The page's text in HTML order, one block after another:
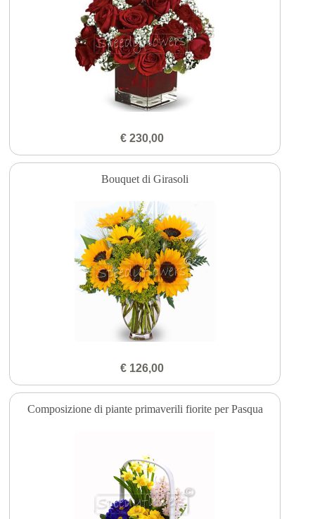
€ 230,00
Bouquet di Girasoli
€ 126,00
Composizione di piante primaverili fiorite per Pasqua